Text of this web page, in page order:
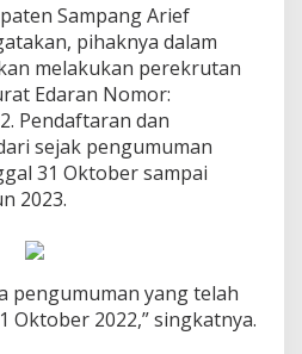
Sampang Arief
pihaknya dalam
melakukan perekrutan
Edaran Nomor:
Pendaftaran dan
sejak pengumuman
31 Oktober sampai
2023.
pengumuman yang telah
Oktober 2022,” singkatnya.